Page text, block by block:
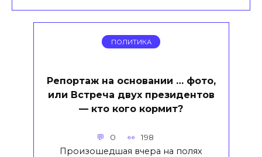
ПОЛИТИКА
Репортаж на основании … фото,
или Встреча двух президентов
— кто кого кормит?
0 198
Произошедшая вчера на полях